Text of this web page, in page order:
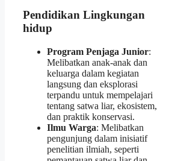
Pendidikan Lingkungan
hidup
Program Penjaga Junior:
Melibatkan anak-anak dan
keluarga dalam kegiatan
langsung dan eksplorasi
terpandu untuk mempelajari
tentang satwa liar, ekosistem,
dan praktik konservasi.
Ilmu Warga: Melibatkan
pengunjung dalam inisiatif
penelitian ilmiah, seperti